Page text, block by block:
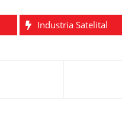
Industria Satelital